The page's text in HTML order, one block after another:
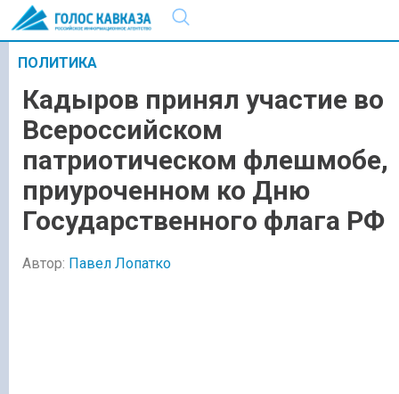
ПОЛИТИКА
Кадыров принял участие во
Всероссийском
патриотическом флешмобе,
приуроченном ко Дню
Государственного флага РФ
Автор: Павел Лопатко